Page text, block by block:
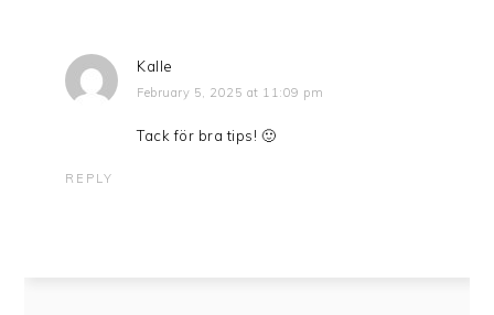
Kalle
February 5, 2025 at 11:09 pm
Tack för bra tips! 🙂
REPLY